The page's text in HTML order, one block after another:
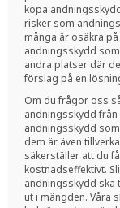
köpa
risker som
många är osäkra
andningsskydd
andra platser där
förslag på en
Om du frågor oss
andningsskydd
andningsskydd
dem är även
säkerställer att du
kostnadseffektivt.
andningsskydd ska
ut i mängden. Våra